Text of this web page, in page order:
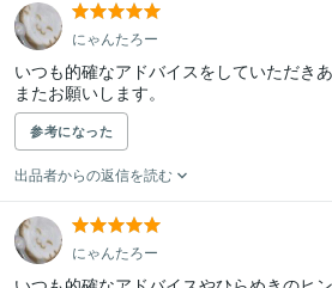
にゃんたろー
いつも的確なアドバイスをしていただき
またお願いします。
参考になった
出品者からの返信を読む
にゃんたろー